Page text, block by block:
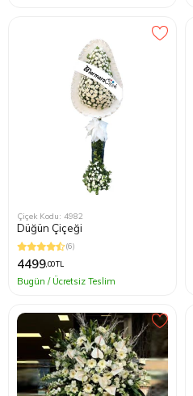
Çiçek Kodu: 4982
Düğün Çiçeği
(6)
4499,00 TL
Bugün / Ücretsiz Teslim